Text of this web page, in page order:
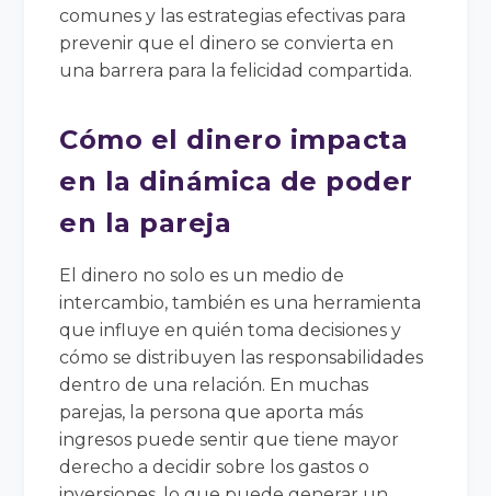
comunes y las estrategias efectivas para
prevenir que el dinero se convierta en
una barrera para la felicidad compartida.
Cómo el dinero impacta
en la dinámica de poder
en la pareja
El dinero no solo es un medio de
intercambio, también es una herramienta
que influye en quién toma decisiones y
cómo se distribuyen las responsabilidades
dentro de una relación. En muchas
parejas, la persona que aporta más
ingresos puede sentir que tiene mayor
derecho a decidir sobre los gastos o